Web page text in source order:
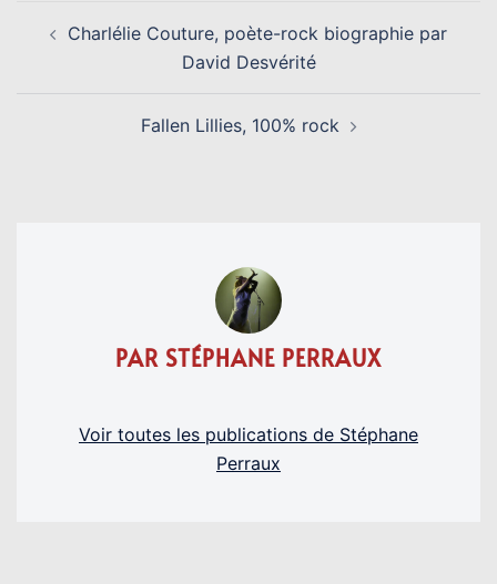
D’ARTICLE
Charlélie Couture, poète-rock biographie par
David Desvérité
Fallen Lillies, 100% rock
PAR STÉPHANE PERRAUX
Voir toutes les publications de Stéphane
Perraux